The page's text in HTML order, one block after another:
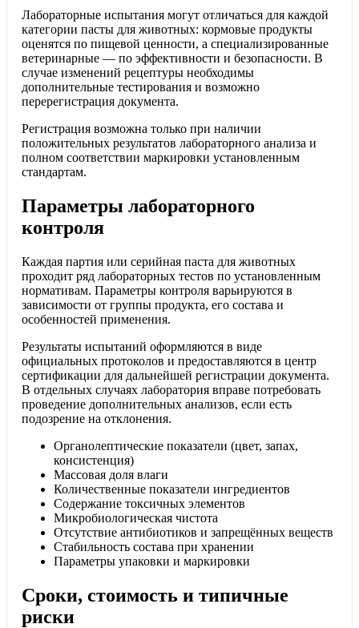
Лабораторные испытания могут отличаться для каждой
категории пасты для животных: кормовые продукты
оценятся по пищевой ценности, а специализированные
ветеринарные — по эффективности и безопасности. В
случае изменений рецептуры необходимы
дополнительные тестирования и возможно
перерегистрация документа.
Регистрация возможна только при наличии
положительных результатов лабораторного анализа и
полном соответствии маркировки установленным
стандартам.
Параметры лабораторного
контроля
Каждая партия или серийная паста для животных
проходит ряд лабораторных тестов по установленным
нормативам. Параметры контроля варьируются в
зависимости от группы продукта, его состава и
особенностей применения.
Результаты испытаний оформляются в виде
официальных протоколов и предоставляются в центр
сертификации для дальнейшей регистрации документа.
В отдельных случаях лаборатория вправе потребовать
проведение дополнительных анализов, если есть
подозрение на отклонения.
Органолептические показатели (цвет, запах,
консистенция)
Массовая доля влаги
Количественные показатели ингредиентов
Содержание токсичных элементов
Микробиологическая чистота
Отсутствие антибиотиков и запрещённых веществ
Стабильность состава при хранении
Параметры упаковки и маркировки
Сроки, стоимость и типичные
риски